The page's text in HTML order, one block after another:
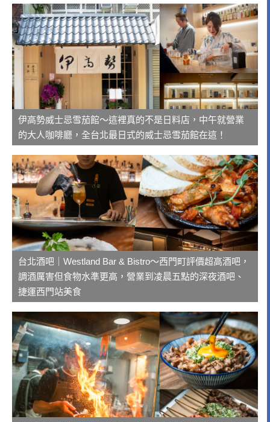
伊高勢威士忌雪茄館～這裡真的不是日料店，中午就營業
的大人咖啡廳，全台北最日式的威士忌雪茄館在這！
台北酒吧｜Westland Bar & Bistro～西門町評價超高酒吧，
調酒厲害但食物水準更高，營業到凌晨五點的深夜酒吧、
捷運西門站美食